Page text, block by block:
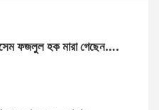
ফজলুল হক মারা গেছেন….